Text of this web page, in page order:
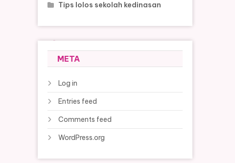
Tips lolos sekolah kedinasan
META
Log in
Entries feed
Comments feed
WordPress.org